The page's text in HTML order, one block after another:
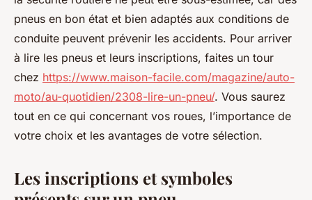
pneus en bon état et bien adaptés aux conditions de
conduite peuvent prévenir les accidents. Pour arriver
à lire les pneus et leurs inscriptions, faites un tour
chez https://www.maison-facile.com/magazine/auto-
moto/au-quotidien/2308-lire-un-pneu/. Vous saurez
tout en ce qui concernant vos roues, l’importance de
votre choix et les avantages de votre sélection.
Les inscriptions et symboles